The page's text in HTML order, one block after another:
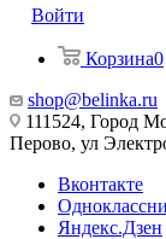
Войти
Корзина0
shop@belinka.ru
111524, Город
Перово, ул
Вконтакте
Яндекс.Дзен